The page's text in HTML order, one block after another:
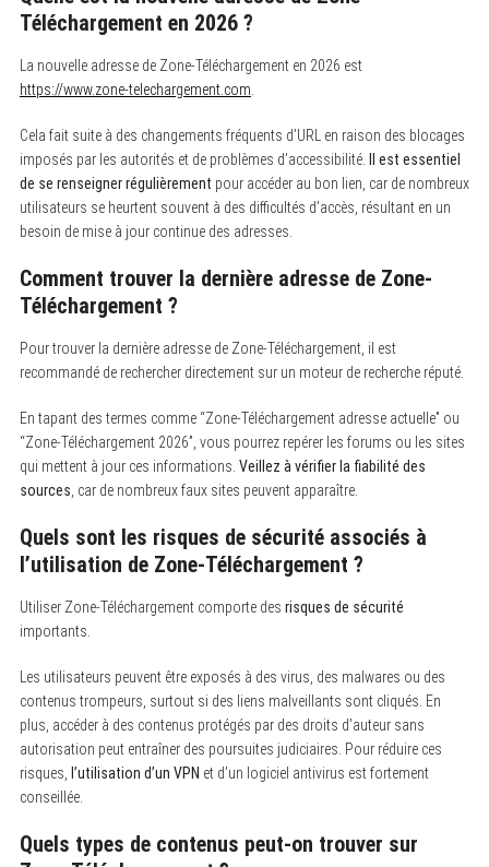
Téléchargement en 2026 ?
La nouvelle adresse de Zone-Téléchargement en 2026 est
https://www.zone-telechargement.com
Cela fait suite à des changements fréquents d’URL en raison des blocages
imposés par les autorités et de problèmes d’accessibilité.
Il est essentiel
de se renseigner régulièrement pour accéder au bon lien, car de nombreux
utilisateurs se heurtent souvent à des difficultés d’accès, résultant en un
besoin de mise à jour continue des adresses.
Comment trouver la dernière adresse de Zone-
Téléchargement ?
Pour trouver la dernière adresse de Zone-Téléchargement, il est
recommandé de rechercher directement sur un moteur de recherche réputé.
En tapant des termes comme “Zone-Téléchargement adresse actuelle” ou
“Zone-Téléchargement 2026”, vous pourrez repérer les forums ou les sites
qui mettent à jour ces informations. Veillez à vérifier la fiabilité des
sources , car de nombreux faux sites peuvent apparaître.
Quels sont les risques de sécurité associés à
l’utilisation de Zone-Téléchargement ?
Utiliser Zone-Téléchargement comporte des risques de sécurité
importants.
Les utilisateurs peuvent être exposés à des virus, des malwares ou des
contenus trompeurs, surtout si des liens malveillants sont cliqués. En
plus, accéder à des contenus protégés par des droits d’auteur sans
autorisation peut entraîner des poursuites judiciaires. Pour réduire ces
risques,
l’utilisation d’un VPN et d’un logiciel antivirus est fortement
conseillée.
Quels types de contenus peut-on trouver sur